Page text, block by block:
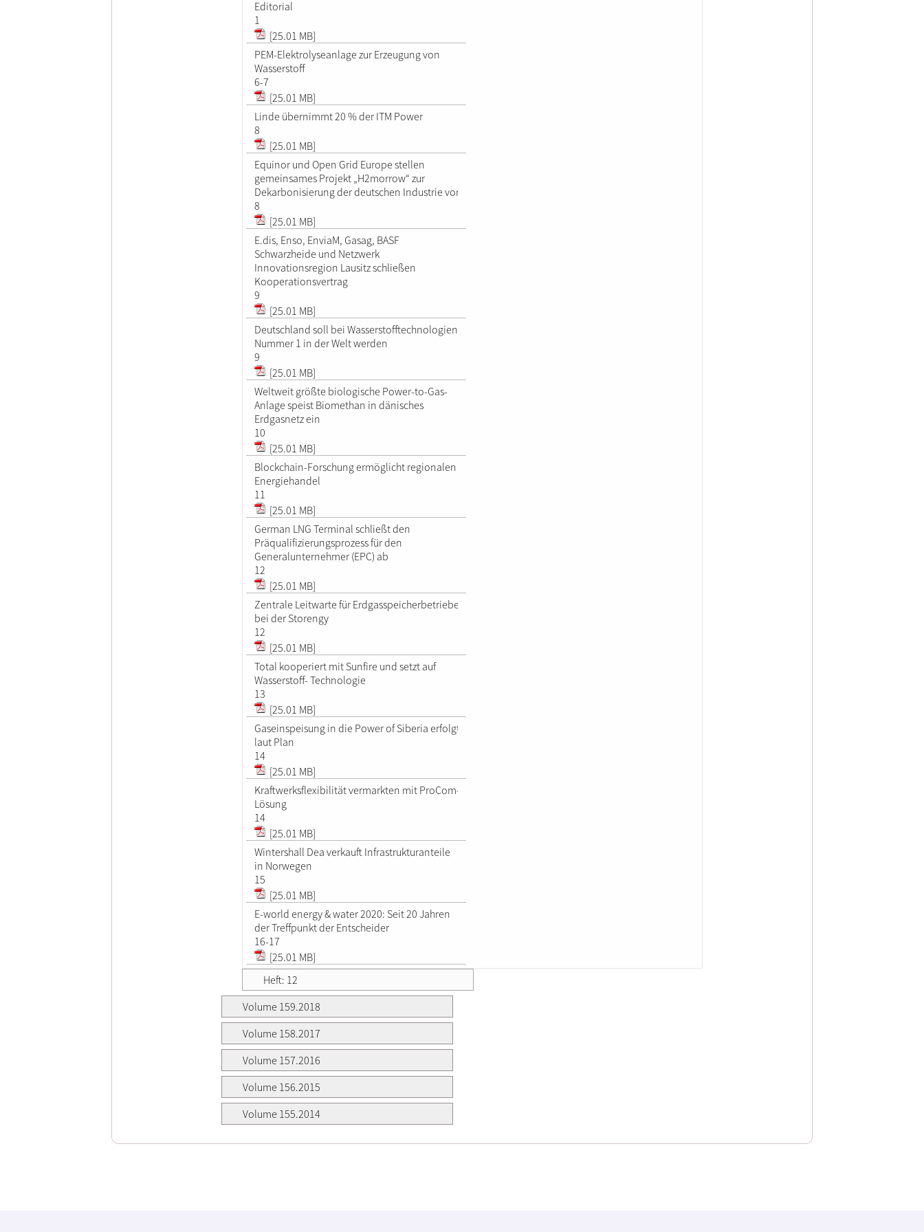
Editorial
1
[25.01 MB]
PEM-Elektrolyseanlage zur Erzeugung von
Wasserstoff
6-7
[25.01 MB]
Linde übernimmt 20 % der ITM Power
8
[25.01 MB]
Equinor und Open Grid Europe stellen
gemeinsames Projekt „H2morrow“ zur
Dekarbonisierung der deutschen Industrie vor
8
[25.01 MB]
E.dis, Enso, EnviaM, Gasag, BASF
Schwarzheide und Netzwerk
Innovationsregion Lausitz schließen
Kooperationsvertrag
9
[25.01 MB]
Deutschland soll bei Wasserstofftechnologien
Nummer 1 in der Welt werden
9
[25.01 MB]
Weltweit größte biologische Power-to-Gas-
Anlage speist Biomethan in dänisches
Erdgasnetz ein
10
[25.01 MB]
Blockchain-Forschung ermöglicht regionalen
Energiehandel
11
[25.01 MB]
German LNG Terminal schließt den
Präqualifizierungsprozess für den
Generalunternehmer (EPC) ab
12
[25.01 MB]
Zentrale Leitwarte für Erdgasspeicherbetriebe
bei der Storengy
12
[25.01 MB]
Total kooperiert mit Sunfire und setzt auf
Wasserstoff- Technologie
13
[25.01 MB]
Gaseinspeisung in die Power of Siberia erfolgt
laut Plan
14
[25.01 MB]
Kraftwerksflexibilität vermarkten mit ProCom-
Lösung
14
[25.01 MB]
Wintershall Dea verkauft Infrastrukturanteile
in Norwegen
15
[25.01 MB]
E-world energy & water 2020: Seit 20 Jahren
der Treffpunkt der Entscheider
16-17
[25.01 MB]
Heft: 12
Volume 159.2018
Volume 158.2017
Volume 157.2016
Volume 156.2015
Volume 155.2014